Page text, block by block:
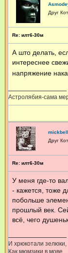
Друг
Re: илт6-30м
А што делать,
интереснее
напряжение
Астролябия-сама
mickbell
Друг
Re: илт6-30м
У меня где-то
- кажется, тоже
побольше
прошлый век.
всё, чего
И хрюкотали зелюки,
Как мюмзики в мове.